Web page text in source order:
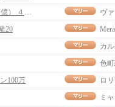
ヴ
20
カ
色
100万
ロ
ミ